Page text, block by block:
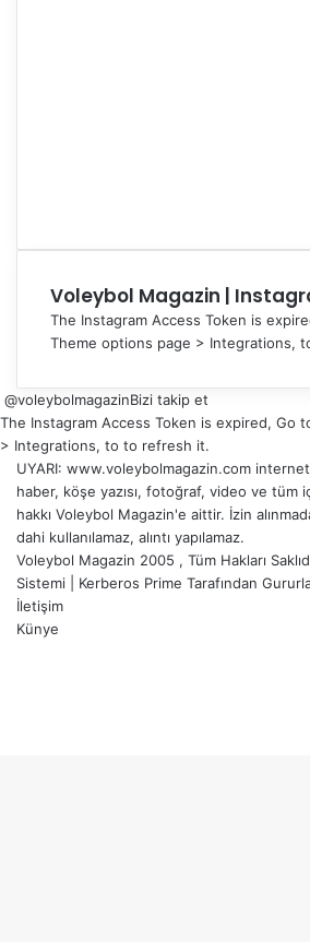
Voleybol Magazin |
The Instagram Access Token is
Theme options page > Integrations,
@voleybolmagazinBizi takip et
The Instagram Access Token is expired, Go
> Integrations, to to refresh it.
UYARI: www.voleybolmagazin.com
haber, köşe yazısı, fotoğraf, video ve
hakkı Voleybol Magazin'e aittir. İzin
dahi kullanılamaz, alıntı yapılamaz.
Voleybol Magazin 2005 , Tüm Hakları
Sistemi
Kerberos Prime Tarafından
İletişim
Künye